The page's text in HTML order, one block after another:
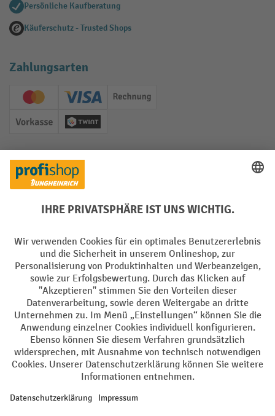
Persönliche Kaufberatung
Käuferschutz - Trusted Shops
Zahlungsarten
Creditcard (Master)Creditcard (Visa)
Rechnung
Vorkasse Twint
Soziale Netzwerke
Facebook
YouTube
LinkedInInstagram
Sprachen
DE FR
AGB Impressum Datenschutz Privacy Settings
Alle Preise exkl. gesetzl. Mehrwertsteuer zzgl.Versandkostenund ggf.
Nachnahmegebühren, wenn nicht anders angegeben.
¹ Der Rabatt gilt so lange der Vorrat reicht. Der Rabatt gilt nicht auf
oder Gutscheinen ist nicht möglich. | ² Der Rabatt wird einmalig bei